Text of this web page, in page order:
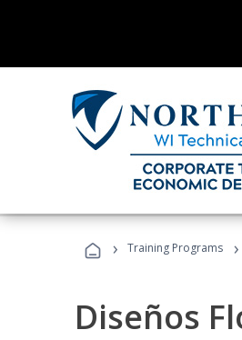
› Training Programs ›
Diseños